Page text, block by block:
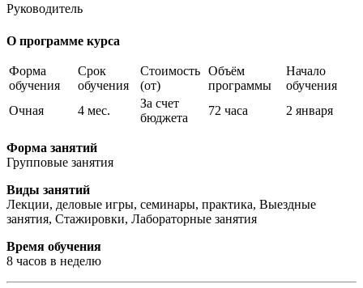
Руководитель
О программе курса
Форма
обучения
Срок
обучения
Стоимость
(от)
Объём
программы
Начало
обучения
Очная
4 мес.
За счет
бюджета
72 часа 2 января
Форма занятий
Групповые занятия
Виды занятий
Лекции, деловые игры, семинары, практика, Выездные
занятия, Стажировки, Лабораторные занятия
Время обучения
8 часов в неделю